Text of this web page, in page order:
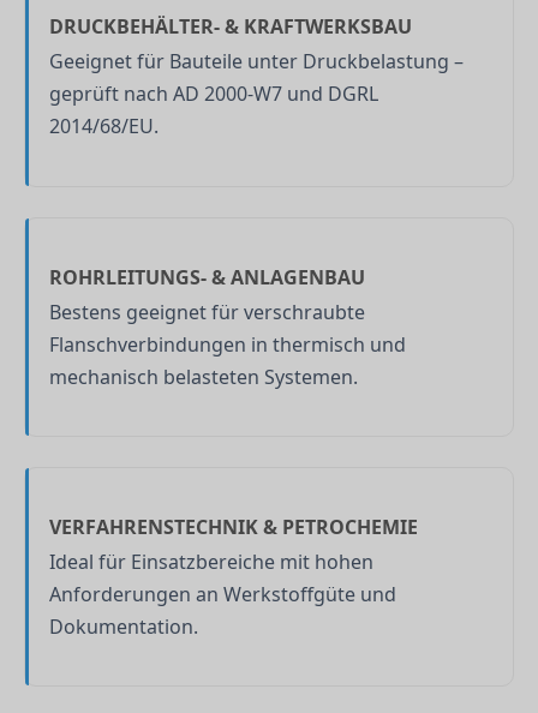
DRUCKBEHÄLTER- & KRAFTWERKSBAU
Geeignet für Bauteile unter Druckbelastung –
geprüft nach AD 2000-W7 und DGRL
2014/68/EU.
ROHRLEITUNGS- & ANLAGENBAU
Bestens geeignet für verschraubte
Flanschverbindungen in thermisch und
mechanisch belasteten Systemen.
VERFAHRENSTECHNIK & PETROCHEMIE
Ideal für Einsatzbereiche mit hohen
Anforderungen an Werkstoffgüte und
Dokumentation.